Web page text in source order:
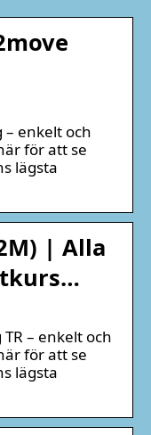
– enkelt och
för att se
lägsta
| Alla
– enkelt och
för att se
lägsta